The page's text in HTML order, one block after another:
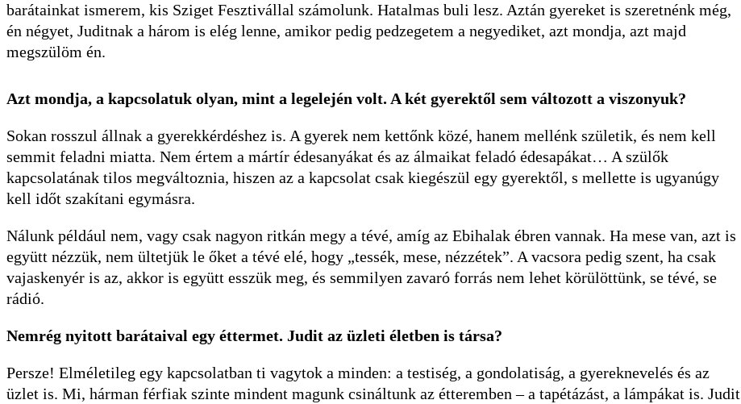
barátainkat ismerem, kis Sziget Fesztivállal számolunk. Hatalmas buli lesz. Aztán gyereket is szeretnénk még,
én négyet, Juditnak a három is elég lenne, amikor pedig pedzegetem a negyediket, azt mondja, azt majd
megszülöm én.
Azt mondja, a kapcsolatuk olyan, mint a legelején volt. A két gyerektől sem változott a viszonyuk?
Sokan rosszul állnak a gyerekkérdéshez is. A gyerek nem kettőnk közé, hanem mellénk születik, és nem kell
semmit feladni miatta. Nem értem a mártír édesanyákat és az álmaikat feladó édesapákat… A szülők
kapcsolatának tilos megváltoznia, hiszen az a kapcsolat csak kiegészül egy gyerektől, s mellette is ugyanúgy
kell időt szakítani egymásra.
Nálunk például nem, vagy csak nagyon ritkán megy a tévé, amíg az Ebihalak ébren vannak. Ha mese van, azt is
együtt nézzük, nem ültetjük le őket a tévé elé, hogy „tessék, mese, nézzétek”. A vacsora pedig szent, ha csak
vajaskenyér is az, akkor is együtt esszük meg, és semmilyen zavaró forrás nem lehet körülöttünk, se tévé, se
rádió.
Nemrég nyitott barátaival egy éttermet. Judit az üzleti életben is társa?
Persze! Elméletileg egy kapcsolatban ti vagytok a minden: a testiség, a gondolatiság, a gyereknevelés és az
üzlet is. Mi, hárman férfiak szinte mindent magunk csináltunk az étteremben – a tapétázást, a lámpákat is. Judit